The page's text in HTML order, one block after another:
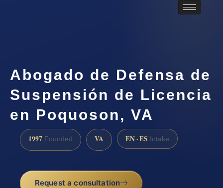
Abogado de Defensa de
Suspensión de Licencia
en Poquoson, VA
1997 Founded VA EN · ES Intake
Request a consultation